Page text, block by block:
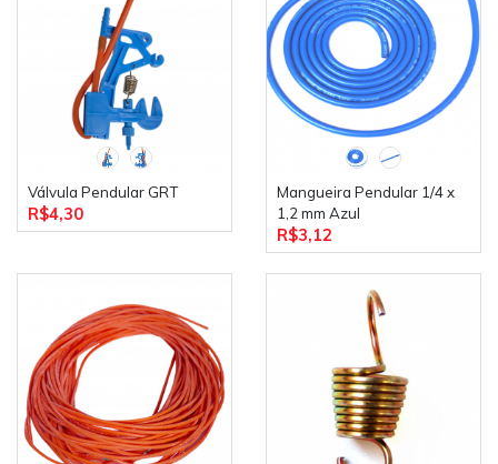
Válvula Pendular GRT
R$4,30
Mangueira Pendular 1/4 x
1,2 mm Azul
R$3,12